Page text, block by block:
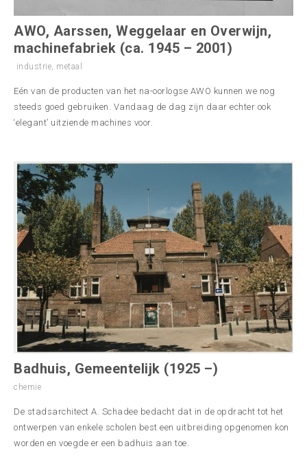
AWO, Aarssen, Weggelaar en Overwijn,
machinefabriek (ca. 1945 – 2001)
industrie metaal
Eén van de producten van het na-oorlogse AWO kunnen we nog
steeds goed gebruiken. Vandaag de dag zijn daar echter ook
‘elegant’ uitziende machines voor.
Badhuis, Gemeentelijk (1925 –)
chemie
De stadsarchitect A. Schadee bedacht dat in de opdracht tot het
ontwerpen van enkele scholen best een uitbreiding opgenomen kon
worden en voegde er een badhuis aan toe.